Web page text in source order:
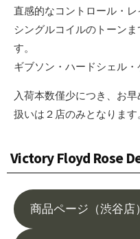
直感的なコントロール・
シングルコイルのトーン
す。
ギブソン・ハードシェル・
入荷本数僅少につき、お
扱いは２店のみとなります
Victory Floyd Rose
商品ページ（渋谷店）